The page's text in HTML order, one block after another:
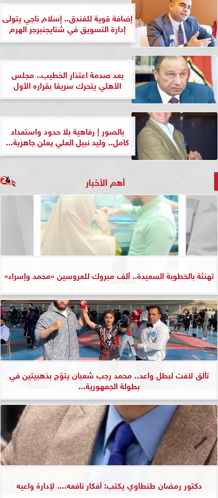
إضافة قوية للفندق.. إسلام ناجي يتولى
إدارة التسويق في شتايجنبرجر الهرم
بعد صدمة اعتذار الخطيب.. مجلس
الأهلي يتحرك سريعًا بقراره الأول
بالصور | رفاهية بلا حدود واستعداد
كامل.. وليد نبيل العلي يعلن جاهزية...
أهم الأخبار
تهنئة بالخطوبة السعيدة.. ألف مبروك للعروسين «محمد وإسراء»
تألق لافت لبطل واعد.. محمد رجب شعبان يتوّج بذهبيتين في
بطولة الجمهورية...
دكتور رمضان طنطاوي يكتب: أفكار نافعه.... لإدارة واعيه